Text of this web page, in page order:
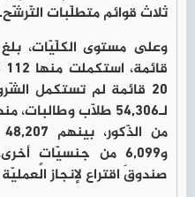
ثلاث قوائم متطلّبات التّرشّح.
20 قائمة لم تستكمل
صندوقَ اقتراع لإنجاز العمليّة